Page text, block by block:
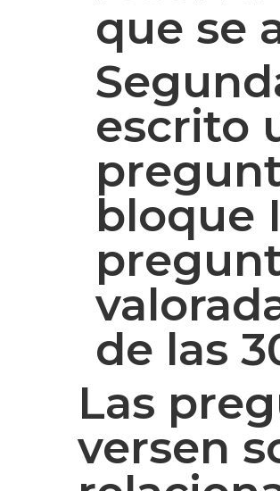
que se
escrito
bloque
de las
Las
versen